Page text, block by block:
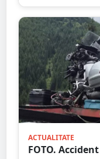
ACTUALITATE
FOTO.